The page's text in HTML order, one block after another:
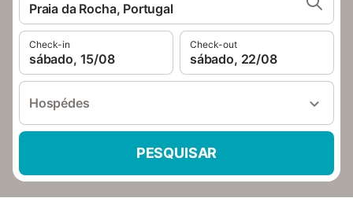
Praia da Rocha, Portugal
Check-in
sábado, 15/08
Check-out
sábado, 22/08
Hospédes
PESQUISAR